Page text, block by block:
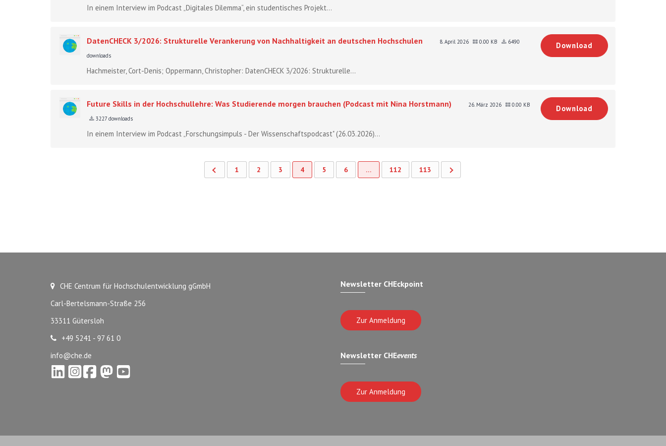
In einem Interview im Podcast „Digitales Dilemma“, ein studentisches Projekt...
DatenCHECK 3/2026: Strukturelle Verankerung von Nachhaltigkeit an deutschen Hochschulen 8. April 2026 0.00 KB
6490
downloads
Hachmeister, Cort-Denis; Oppermann, Christopher: DatenCHECK 3/2026: Strukturelle...
Download
Future Skills in der Hochschullehre: Was Studierende morgen brauchen (Podcast mit Nina Horstmann) 26. März 2026
0.00 KB
3227 downloads
In einem Interview im Podcast „Forschungsimpuls - Der Wissenschaftspodcast" (26.03.2026)...
Download
1 2 3 4 5 6 … 112 113
CHE Centrum für Hochschulentwicklung gGmbH
Carl-Bertelsmann-Straße 256
33311 Gütersloh
+49 5241 - 97 61 0
info@che.de
Newsletter CHEckpoint
Zur Anmeldung
Newsletter CHEevents
Zur Anmeldung